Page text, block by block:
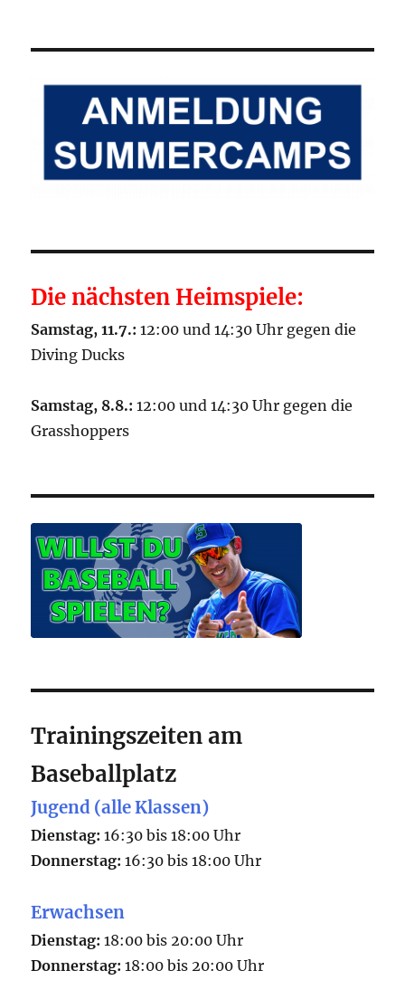
Die nächsten Heimspiele:
Samstag, 11.7.: 12:00 und 14:30 Uhr gegen die
Diving Ducks
Samstag, 8.8.: 12:00 und 14:30 Uhr gegen die
Grasshoppers
Trainingszeiten am
Baseballplatz
Jugend (alle Klassen)
Dienstag: 16:30 bis 18:00 Uhr
Donnerstag: 16:30 bis 18:00 Uhr
Erwachsen
Dienstag: 18:00 bis 20:00 Uhr
Donnerstag: 18:00 bis 20:00 Uhr